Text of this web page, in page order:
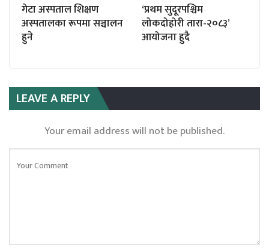
गेटा अस्पताल शिक्षण
अस्पतालका रूपमा सञ्चालन
हुने
‘प्रथम सुदूरपश्चिम
लोकदोहोरी तारा-२०८३’
आयोजना हुदै
LEAVE A REPLY
Your email address will not be published.